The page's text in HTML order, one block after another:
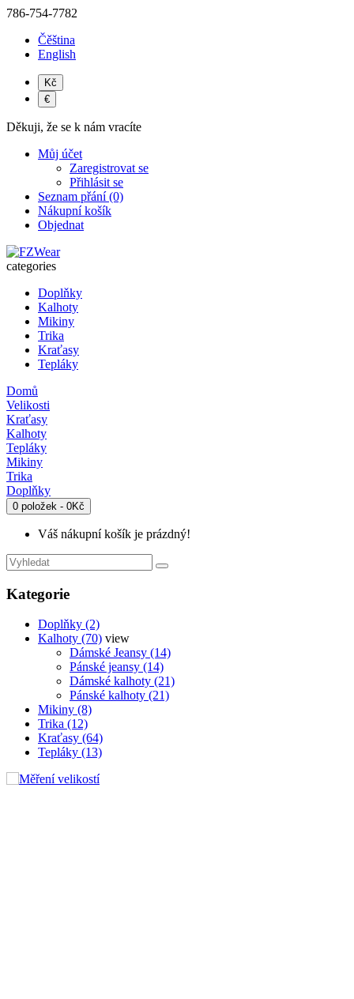
786-754-7782
Čěština
English
Kč
€
Děkuji, že se k nám vracíte
Můj účet
Zaregistrovat se
Přihlásit se
Seznam přání (0)
Nákupní košík
Objednat
categories
Doplňky
Kalhoty
Mikiny
Trika
Kraťasy
Tepláky
Domů
Velikosti
Kraťasy
Kalhoty
Tepláky
Mikiny
Trika
Doplňky
0 položek - 0Kč
Váš nákupní košík je prázdný!
Kategorie
Doplňky (2)
Kalhoty (70) view
Dámské Jeansy (14)
Pánské jeansy (14)
Dámské kalhoty (21)
Pánské kalhoty (21)
Mikiny (8)
Trika (12)
Kraťasy (64)
Tepláky (13)